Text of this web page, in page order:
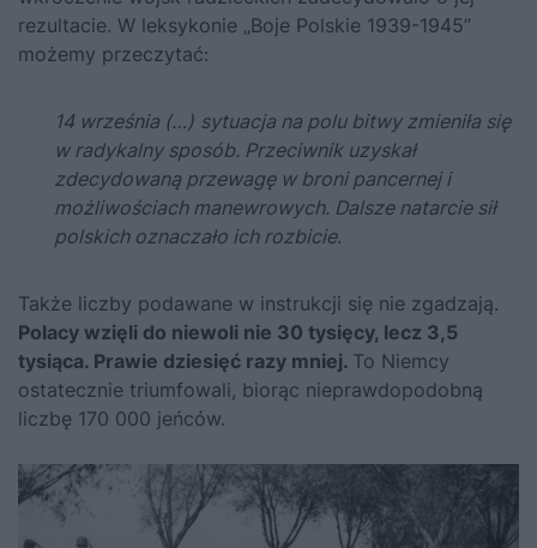
rezultacie. W leksykonie „Boje Polskie 1939-1945”
możemy przeczytać:
14 września (…) sytuacja na polu bitwy zmieniła się
w radykalny sposób. Przeciwnik uzyskał
zdecydowaną przewagę w broni pancernej i
możliwościach manewrowych. Dalsze natarcie sił
polskich oznaczało ich rozbicie.
Także liczby podawane w instrukcji się nie zgadzają.
Polacy wzięli do niewoli nie 30 tysięcy, lecz 3,5
tysiąca. Prawie dziesięć razy mniej. To Niemcy
ostatecznie triumfowali, biorąc nieprawdopodobną
liczbę 170 000 jeńców.